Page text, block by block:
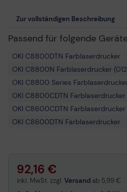
Zur vollständigen Beschreibung
Passend für folgende
OKI C8800DTN Farblaserdrucker
OKI C8800N Farblaserdrucker
OKI C8800 Series
OKI C8800CDTN
OKI C8600CDTN Farblaserdrucker
OKI C8600DTN Farblaserdrucker
OKI C8800DN Farblaserdrucker
92,16 €
inkl. MwSt. zzgl. Versand ab 5,99 €